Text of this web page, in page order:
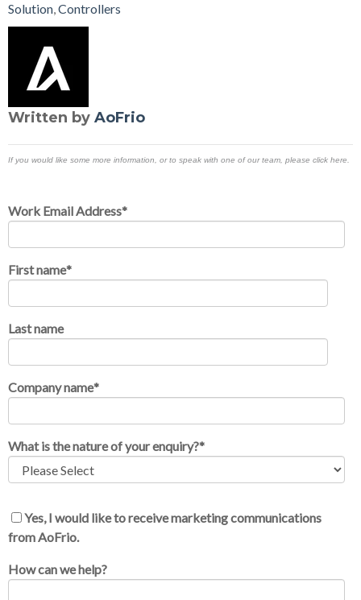
Solution,Controllers
Written by AoFrio
If you would like some more information, or to speak with one of our team, please click here.
Work Email Address*
First name*
Last name
Company name*
What is the nature of your enquiry?*
Yes, I would like to receive marketing communications
from AoFrio.
How can we help?